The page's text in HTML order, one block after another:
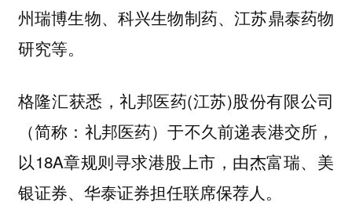
州瑞博生物、科兴生物制药、江苏鼎泰药物
研究等。
格隆汇获悉，礼邦医药(江苏)股份有限公司
（简称：礼邦医药）于不久前递表港交所，
以18A章规则寻求港股上市，由杰富瑞、美
银证券、华泰证券担任联席保荐人。